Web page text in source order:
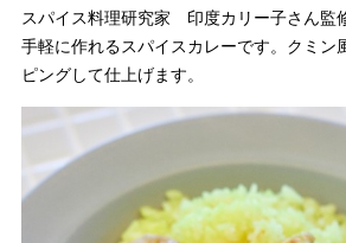
スパイス料理研究家 印度カリー子さん監
手軽に作れるスパイスカレーです。クミン
ピングして仕上げます。